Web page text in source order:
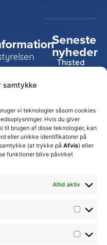
samtykke
vi teknologier såsom cookies
Hvis du giver
) til brugen af disse teknologier, kan
eller unikke identifikatorer på
(at trykke på Afvis) eller
funktioner blive påvirket
Altid aktiv
500
Seneste
nyheder
Thisted
for at
sikre
klubbens
fremtid
15. juli 2026
𝘀𝗽𝗶𝗹𝗹𝗲𝗿
17. april 2026
Velkommen
7. februar